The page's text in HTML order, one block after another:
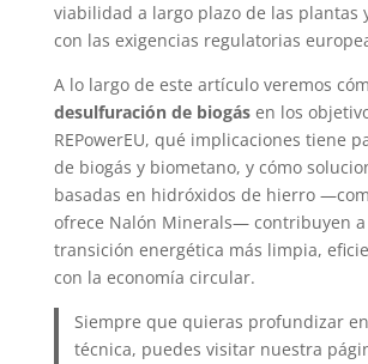
viabilidad a largo plazo de las plantas
con las exigencias regulatorias
A lo largo de este artículo veremos
desulfuración de biogásen los
REPowerEU, qué implicaciones tiene
de biogás y biometano, y cómo
basadas en hidróxidos de hierro
ofrece Nalón Minerals— contribuyen
transición energética más limpia,
con la economía circular.
Siempre que quieras profundizar
técnica, puedes visitar nuestra